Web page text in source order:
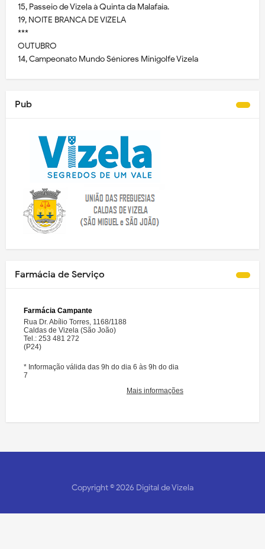
15, Passeio de Vizela à Quinta da Malafaia.
19, NOITE BRANCA DE VIZELA
***
OUTUBRO
14, Campeonato Mundo Séniores Minigolfe Vizela
Pub
Farmácia de Serviço
Copyright ©2026 Digital de Vizela